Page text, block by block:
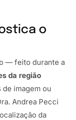
o
— feito durante a
da região
de imagem ou
Andrea Pecci
da